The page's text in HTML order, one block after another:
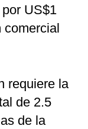
US$1
comercial
requiere la
de 2.5
de la